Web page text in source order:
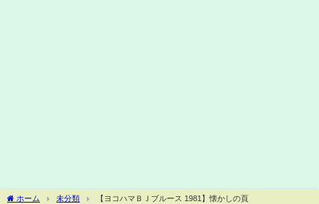
ホーム 未分類 【ヨコハマＢＪブルース 1981】懐かしの頁